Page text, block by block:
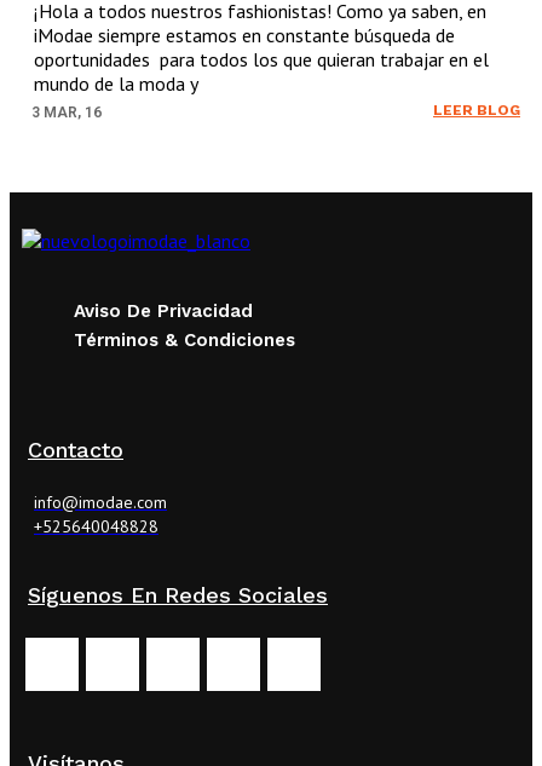
3 MAR, 16
¡Hola a todos nuestros fashionistas! Como ya saben, en
iModae siempre estamos en constante búsqueda de
oportunidades para todos los que quieran trabajar en el
mundo de la moda y
LEER BLOG
Aviso De Privacidad
Términos & Condiciones
Contacto
info@imodae.com
+525640048828
Síguenos En Redes Sociales